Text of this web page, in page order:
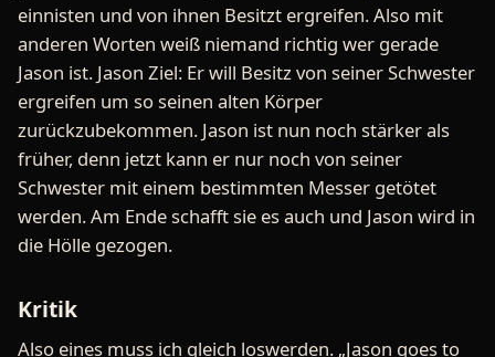
einnisten und von ihnen Besitzt ergreifen. Also mit
anderen Worten weiß niemand richtig wer gerade
Jason ist. Jason Ziel: Er will Besitz von seiner Schwester
ergreifen um so seinen alten Körper
zurückzubekommen. Jason ist nun noch stärker als
früher, denn jetzt kann er nur noch von seiner
Schwester mit einem bestimmten Messer getötet
werden. Am Ende schafft sie es auch und Jason wird in
die Hölle gezogen.
Kritik
Also eines muss ich gleich loswerden. „Jason goes to